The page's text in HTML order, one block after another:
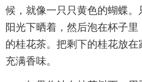
候，就像一只只黄色的蝴蝶
阳光下晒着，然后泡在杯子
的桂花茶。把剩下的桂花放
充满香味。